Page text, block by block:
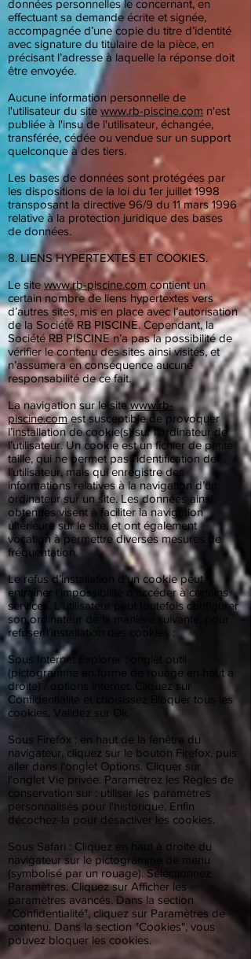
données personnelles le concernant, en
effectuant sa demande écrite et signée,
accompagnée d’une copie du titre d’identité
avec signature du titulaire de la pièce, en
précisant l’adresse à laquelle la réponse doit
être envoyée.
Aucune information personnelle de
l'utilisateur du site www.rb-piscine.com n'est
publiée à l'insu de l'utilisateur, échangée,
transférée, cédée ou vendue sur un support
quelconque à des tiers.
Les bases de données sont protégées par
les dispositions de la loi du 1er juillet 1998
transposant la directive 96/9 du 11 mars 1996
relative à la protection juridique des bases
de données.
8. LIENS HYPERTEXTES ET COOKIES.
Le sitewww.rb-piscine.com contient un
certain nombre de liens hypertextes vers
d’autres sites, mis en place avec l’autorisation
de la Société RB PISCINE. Cependant, la
Société RB PISCINE n’a pas la possibilité de
vérifier le contenu des sites ainsi visités, et
n’assumera en conséquence aucune
responsabilité de ce fait.
La navigation sur le sitewww.rb-
piscine.comest susceptible de provoquer
l’installation de cookie(s) sur l’ordinateur de
l’utilisateur. Un cookie est un fichier de petite
taille, qui ne permet pas l’identification de
l’utilisateur, mais qui enregistre des
informations relatives à la navigation d’un
ordinateur sur un site. Les données ainsi
obtenues visent à faciliter la navigation
ultérieure sur le site, et ont également
vocation à permettre diverses mesures de
fréquentation.
Le refus d’installation d’un cookie peut
entraîner l’impossibilité d’accéder à certains
services. L’utilisateur peut toutefois configurer
son ordinateur de la manière suivante, pour
refuser l’installation des cookies :
Sous Internet Explorer : onglet outil
(pictogramme en forme de rouage en haut a
droite) / options internet. Cliquez sur
Confidentialité et choisissez Bloquer tous les
cookies. Validez sur Ok.
Sous Firefox : en haut de la fenêtre du
navigateur, cliquez sur le bouton Firefox, puis
aller dans l'onglet Options. Cliquer sur
l'onglet Vie privée. Paramétrez les Règles de
conservation sur : utiliser les paramètres
personnalisés pour l'historique. Enfin
décochez-la pour désactiver les cookies.
Sous Safari : Cliquez en haut à droite du
navigateur sur le pictogramme de menu
(symbolisé par un rouage). Sélectionnez
Paramètres. Cliquez sur Afficher les
paramètres avancés. Dans la section
"Confidentialité", cliquez sur Paramètres de
contenu. Dans la section "Cookies", vous
pouvez bloquer les cookies.